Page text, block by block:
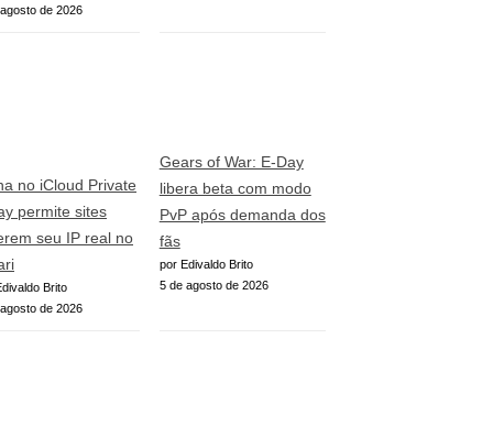
de 2026
no iCloud Private
permite sites
seu IP real no
Brito
de 2026
Gears of War: E-Day
libera beta com modo
PvP após demanda dos
fãs
por Edivaldo Brito
5 de agosto de 2026